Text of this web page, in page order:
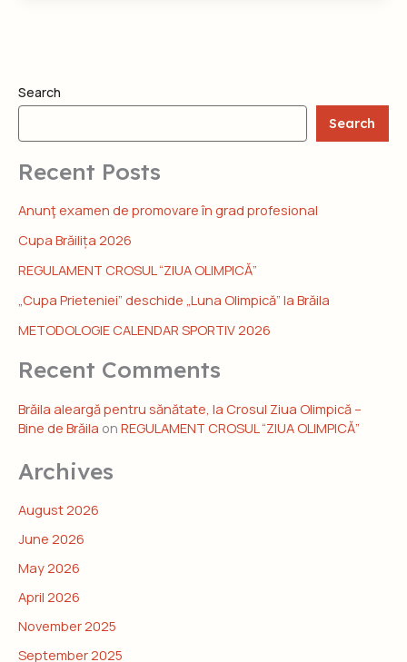
Search
Search
Recent Posts
Anunţ examen de promovare în grad profesional
Cupa Brăilița 2026
REGULAMENT CROSUL “ZIUA OLIMPICĂ”
„Cupa Prieteniei” deschide „Luna Olimpică” la Brăila
METODOLOGIE CALENDAR SPORTIV 2026
Recent Comments
Brăila aleargă pentru sănătate, la Crosul Ziua Olimpică –
Bine de Brăila on REGULAMENT CROSUL “ZIUA OLIMPICĂ”
Archives
August 2026
June 2026
May 2026
April 2026
November 2025
September 2025